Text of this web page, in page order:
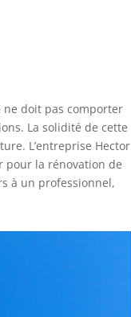
ne doit pas comporter
La solidité de cette
L’entreprise Hector
pour la rénovation de
à un professionnel,